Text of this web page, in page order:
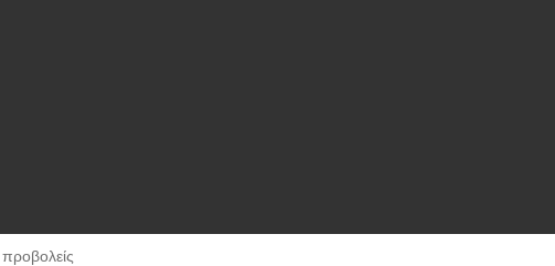
προβολείς